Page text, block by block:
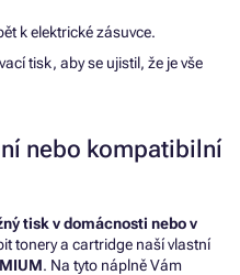
k elektrické zásuvce.
tisk, aby se ujistil, že je vše
nebo kompatibilní
tisk v domácnosti nebo v
tonery a cartridge naší vlastní
. Na tyto náplně Vám